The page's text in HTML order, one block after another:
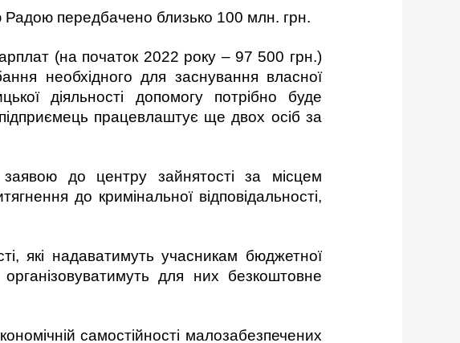
Радою передбачено близько 100 млн. грн.
(на початок 2022 року – 97 500 грн.)
необхідного для заснування власної
діяльності допомогу потрібно буде
працевлаштує ще двох осіб за
до центру зайнятості за місцем
до кримінальної відповідальності,
які надаватимуть учасникам бюджетної
для них безкоштовне
самостійності малозабезпечених